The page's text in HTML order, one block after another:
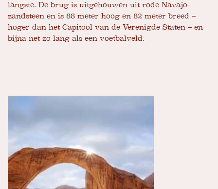
langste. De brug is uitgehouwen uit rode Navajo-
zandsteen en is 88 meter hoog en 82 meter breed –
hoger dan het Capitool van de Verenigde Staten – en
bijna net zo lang als een voetbalveld.